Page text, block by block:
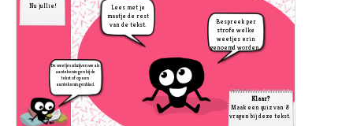
Nu jullie!
Bespreek per
strofe welke
weetjes erin
genoemd worden.
Lees met je
maatje de rest
van de tekst.
De weetjes schrijven we als
aantekeningen bij de
tekst of op een
aantekeningenblad.
Klaar?
Maak een quiz van 8
vragen bij deze tekst.